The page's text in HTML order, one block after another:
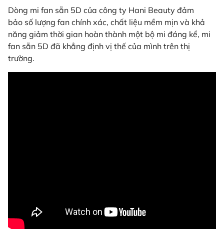
Dòng mi fan sẵn 5D của công ty Hani Beauty đảm
bảo số lượng fan chính xác, chất liệu mềm mịn và khả
năng giảm thời gian hoàn thành một bộ mi đáng kể, mi
fan sẵn 5D đã khẳng định vị thế của mình trên thị
trường.